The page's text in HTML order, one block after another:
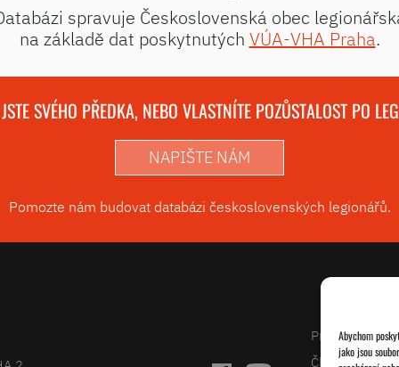
Abychom
jako jsou
spravuje Československá obec
na základě dat poskytnutých VÚA-VHA Praha.
SVÉHO PŘEDKA, NEBO VLASTNÍTE POZŮSTALOST PO
NAPIŠTE NÁM
Pomozte nám budovat databázi československých legionářů.
Projekty
Články